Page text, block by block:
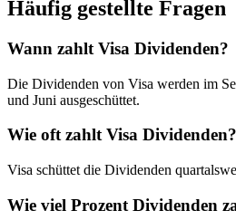
Häufig gestellte Fragen
Wann zahlt Visa Dividenden?
Die Dividenden von Visa werden im
und Juni ausgeschüttet.
Wie oft zahlt Visa Dividenden?
Visa schüttet die Dividenden
Wie viel Prozent Dividenden